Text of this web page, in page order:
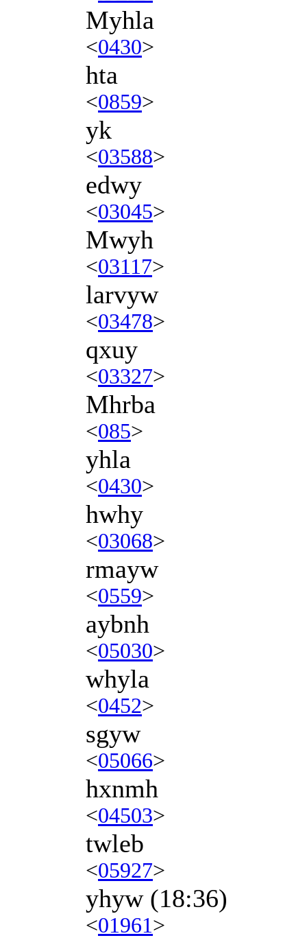
Myhla
<0430>
hta
<0859>
yk
<03588>
edwy
<03045>
Mwyh
<03117>
larvyw
<03478>
qxuy
<03327>
Mhrba
<085>
yhla
<0430>
hwhy
<03068>
rmayw
<0559>
aybnh
<05030>
whyla
<0452>
sgyw
<05066>
hxnmh
<04503>
twleb
<05927>
yhyw(18:36)
<01961>